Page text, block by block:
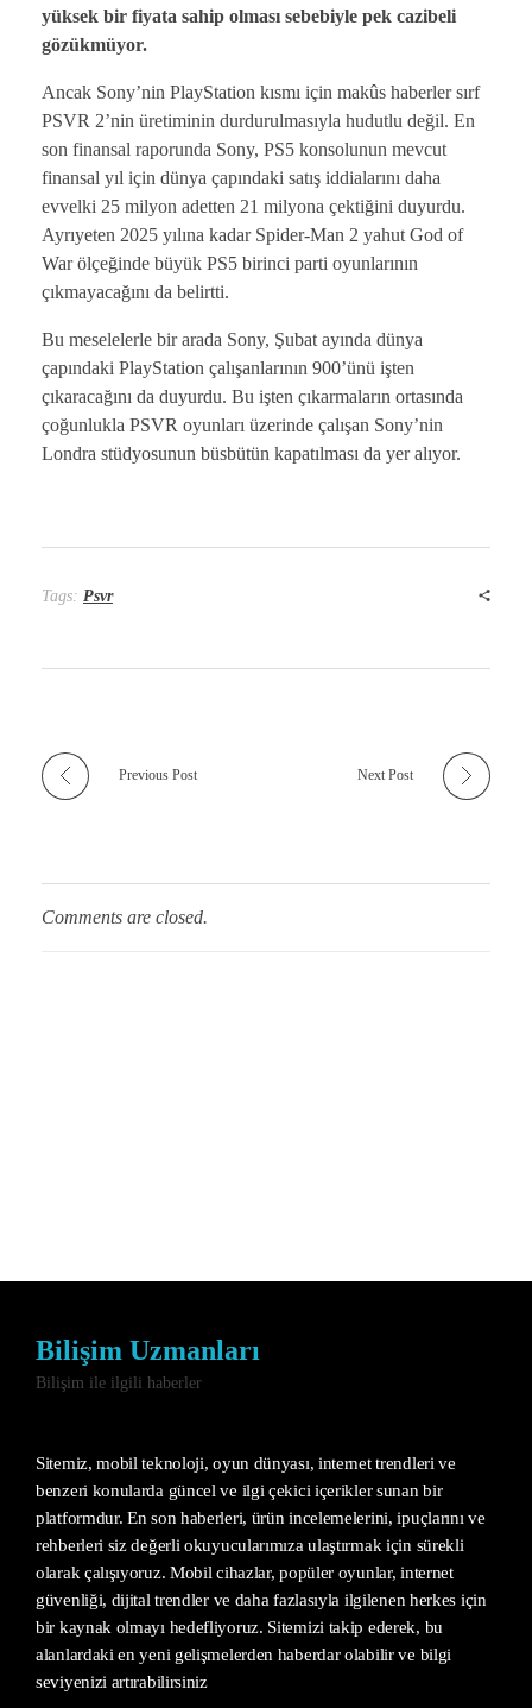
yüksek bir fiyata sahip olması sebebiyle pek cazibeli
gözükmüyor.
Ancak Sony’nin PlayStation kısmı için makûs haberler sırf
PSVR 2’nin üretiminin durdurulmasıyla hudutlu değil. En
son finansal raporunda Sony, PS5 konsolunun mevcut
finansal yıl için dünya çapındaki satış iddialarını daha
evvelki 25 milyon adetten 21 milyona çektiğini duyurdu.
Ayrıyeten 2025 yılına kadar Spider-Man 2 yahut God of
War ölçeğinde büyük PS5 birinci parti oyunlarının
çıkmayacağını da belirtti.
Bu meselelerle bir arada Sony, Şubat ayında dünya
çapındaki PlayStation çalışanlarının 900’ünü işten
çıkaracağını da duyurdu. Bu işten çıkarmaların ortasında
çoğunlukla PSVR oyunları üzerinde çalışan Sony’nin
Londra stüdyosunun büsbütün kapatılması da yer alıyor.
Tags: Psvr
Previous Post Next Post
Comments are closed.
Bilişim Uzmanları
Bilişim ile ilgili haberler
Sitemiz, mobil teknoloji, oyun dünyası, internet trendleri ve
benzeri konularda güncel ve ilgi çekici içerikler sunan bir
platformdur. En son haberleri, ürün incelemelerini, ipuçlarını ve
rehberleri siz değerli okuyucularımıza ulaştırmak için sürekli
olarak çalışıyoruz. Mobil cihazlar, popüler oyunlar, internet
güvenliği, dijital trendler ve daha fazlasıyla ilgilenen herkes için
bir kaynak olmayı hedefliyoruz. Sitemizi takip ederek, bu
alanlardaki en yeni gelişmelerden haberdar olabilir ve bilgi
seviyenizi artırabilirsiniz